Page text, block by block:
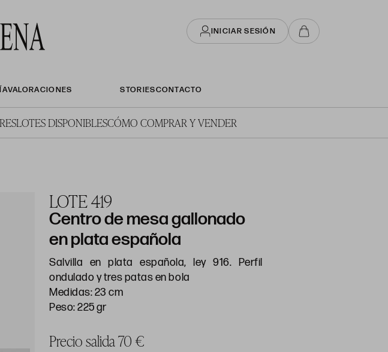
INICIAR SESIÓN
VALORACIONES STORIESCONTACTO
LOTES DISPONIBLESCÓMO COMPRAR Y VENDER
LOTE 419
Centro de mesa gallonado
en plata española
Salvilla en plata española, ley 916. Perfil
ondulado y tres patas en bola
Medidas: 23 cm
Peso: 225 gr
Precio salida 70 €